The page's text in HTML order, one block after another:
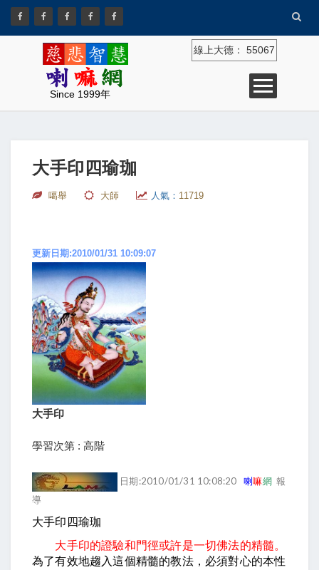
Since 1999年
線上大德： 55067
大手印四瑜珈
噶舉 大師 人氣： 11719
更新日期:2010/01/31 10:09:07
大手印
學習次第 : 高階
日期:2010/01/31 10:08:20喇嘛網 報
導
大手印四瑜珈
大手印的證驗和門徑或許是一切佛法的精髓。
為了有效地趨入這個精髓的教法，必須對心的本性